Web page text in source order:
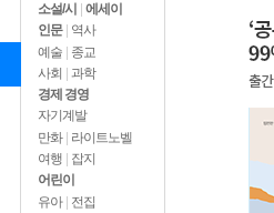
소설/시
에세이
인문
역사
예술 | 종교
사회 | 과학
경제 경영
자기계발
만화 | 라이트노벨
여행
잡지
어린이
유아 | 전집